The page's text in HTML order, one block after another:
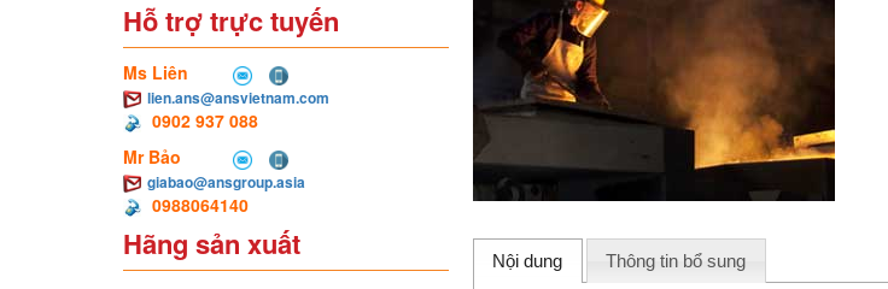
Hỗ trợ trực tuyến
Ms Liên
lien.ans@ansvietnam.com
0902 937 088
Mr Bảo
giabao@ansgroup.asia
0988064140
Hãng sản xuất Nội dung Thông tin bổ sung